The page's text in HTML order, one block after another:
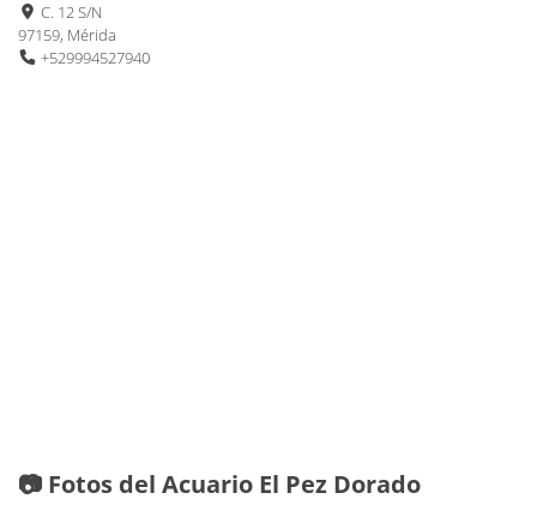
C. 12 S/N
97159, Mérida
+529994527940
📷 Fotos del Acuario El Pez Dorado